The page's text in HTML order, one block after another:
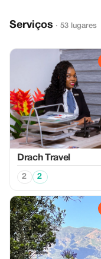
Serviços · 53 lugares
Drach Travel
2 2